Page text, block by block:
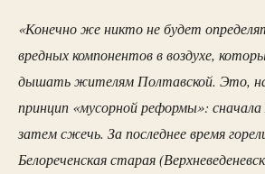
«Конечно же никто не будет
вредных компонентов в воздухе,
дышать жителям Полтавской. Это,
принцип «мусорной реформы»:
затем сжечь. За последнее время
Белореченская старая